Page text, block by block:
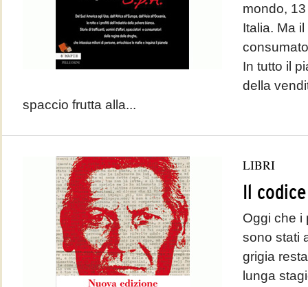
mondo,
Italia. Ma
In tutto il
della
spaccio frutta alla...
LIBRI
Il
Oggi che i
sono stati
grigia
lunga